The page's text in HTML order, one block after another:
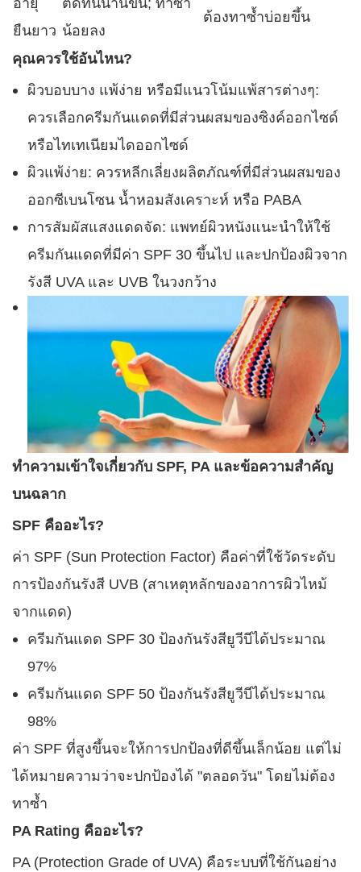
อายุ
ยืนยาว
ติดทนนานขึ้น; ทาซ้ำ
น้อยลง
ต้องทาซ้ำบ่อยขึ้น
คุณควรใช้อันไหน?
ผิวบอบบาง แพ้ง่าย หรือมีแนวโน้มแพ้สารต่างๆ:
ควรเลือกครีมกันแดดที่มีส่วนผสมของซิงค์ออกไซด์
หรือไทเทเนียมไดออกไซด์
ผิวแพ้ง่าย: ควรหลีกเลี่ยงผลิตภัณฑ์ที่มีส่วนผสมของ
ออกซีเบนโซน น้ำหอมสังเคราะห์ หรือ PABA
การสัมผัสแสงแดดจัด: แพทย์ผิวหนังแนะนำให้ใช้
ครีมกันแดดที่มีค่า SPF 30 ขึ้นไป และปกป้องผิวจาก
รังสี UVA และ UVB ในวงกว้าง
ทำความเข้าใจเกี่ยวกับ SPF, PA และข้อความสำคัญ
บนฉลาก
SPF คืออะไร?
ค่า SPF (Sun Protection Factor) คือค่าที่ใช้วัดระดับ
การป้องกันรังสี UVB (สาเหตุหลักของอาการผิวไหม้
จากแดด)
ครีมกันแดด SPF 30 ป้องกันรังสียูวีบีได้ประมาณ
97%
ครีมกันแดด SPF 50 ป้องกันรังสียูวีบีได้ประมาณ
98%
ค่า SPF ที่สูงขึ้นจะให้การปกป้องที่ดีขึ้นเล็กน้อย แต่ไม่
ได้หมายความว่าจะปกป้องได้ "ตลอดวัน" โดยไม่ต้อง
ทาซ้ำ
PA Rating คืออะไร?
PA (Protection Grade of UVA) คือระบบที่ใช้กันอย่าง